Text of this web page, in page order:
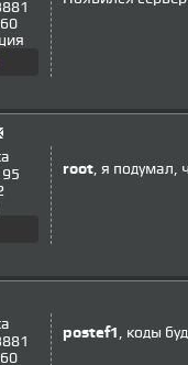
95
root, я подумал,
postef1 , коды